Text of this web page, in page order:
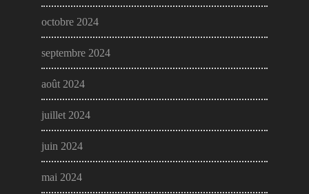
octobre 2024
septembre 2024
août 2024
juillet 2024
juin 2024
mai 2024